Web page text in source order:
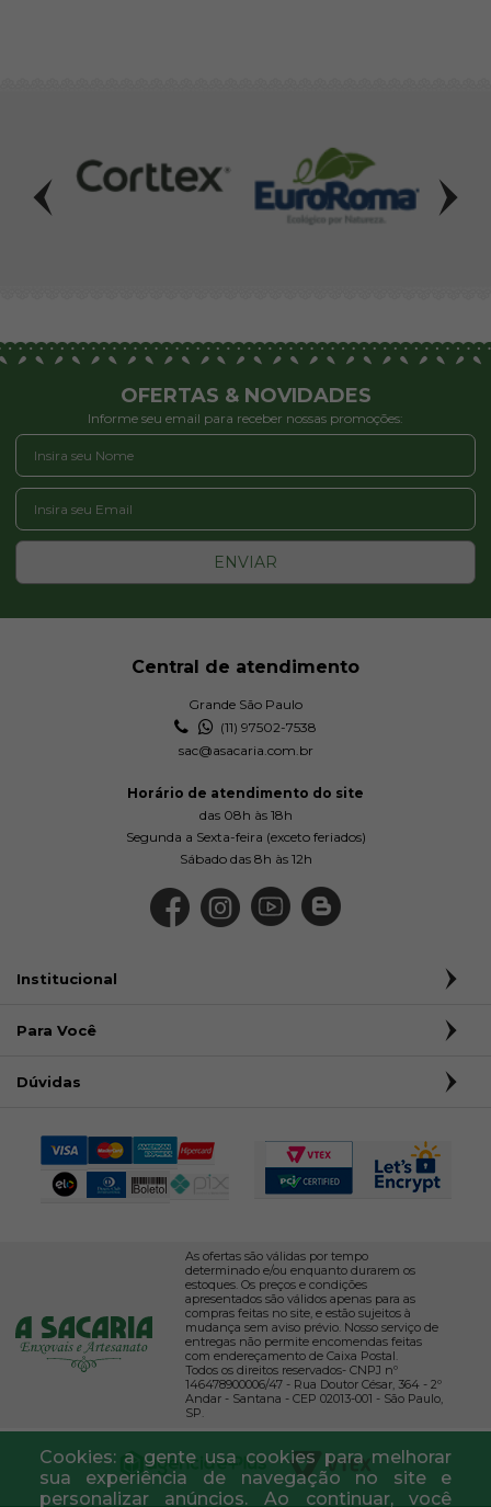
Cookies: a gente usa cookies para melhorar
sua experiência de navegação no site e
personalizar anúncios. Ao continuar, você
OFERTAS & NOVIDADES
Informe seu email para receber nossas promoções:
ENVIAR
Central de atendimento
Grande São Paulo
(11) 97502-7538
sac@asacaria.com.br
Horário de atendimento do site
das 08h às 18h
Segunda a Sexta-feira (exceto feriados)
Sábado das 8h às 12h
Institucional
Para Você
Dúvidas
As ofertas são válidas por tempo
determinado e/ou enquanto durarem os
estoques. Os preços e condições
apresentados são válidos apenas para as
compras feitas no site, e estão sujeitos à
mudança sem aviso prévio. Nosso serviço de
entregas não permite encomendas feitas
com endereçamento de Caixa Postal.
Todos os direitos reservados- CNPJ nº
146478900006/47 - Rua Doutor César, 364 - 2º
Andar - Santana - CEP 02013-001 - São Paulo,
SP.